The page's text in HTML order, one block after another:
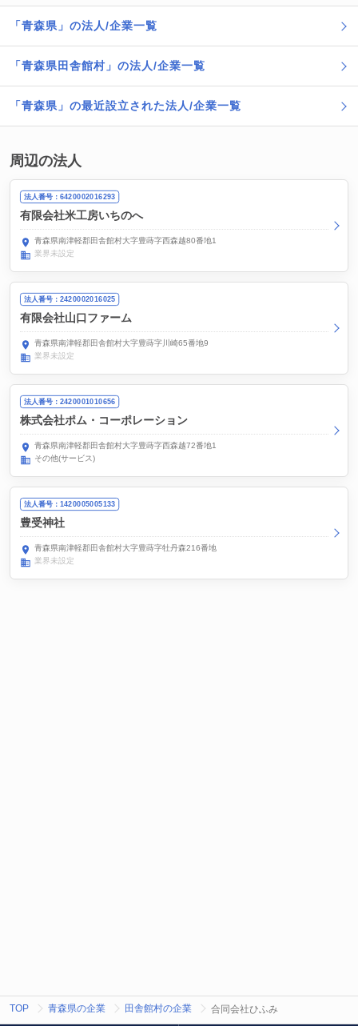
「青森県」の法人/企業一覧
「青森県田舎館村」の法人/企業一覧
「青森県」の最近設立された法人/企業一覧
周辺の法人
法人番号：6420002016293
有限会社米工房いちのへ
青森県南津軽郡田舎館村大字豊蒔字西森越80番地1
業界未設定
法人番号：2420002016025
有限会社山口ファーム
青森県南津軽郡田舎館村大字豊蒔字川崎65番地9
業界未設定
法人番号：2420001010656
株式会社ポム・コーポレーション
青森県南津軽郡田舎館村大字豊蒔字西森越72番地1
その他(サービス)
法人番号：1420005005133
豊受神社
青森県南津軽郡田舎館村大字豊蒔字牡丹森216番地
業界未設定
TOP 青森県の企業 田舎館村の企業 合同会社ひふみ